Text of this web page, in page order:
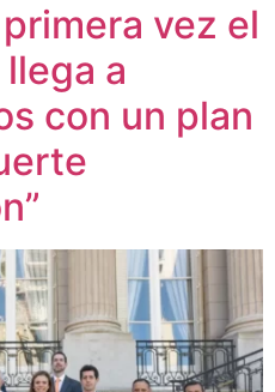
vez el
a
con un plan